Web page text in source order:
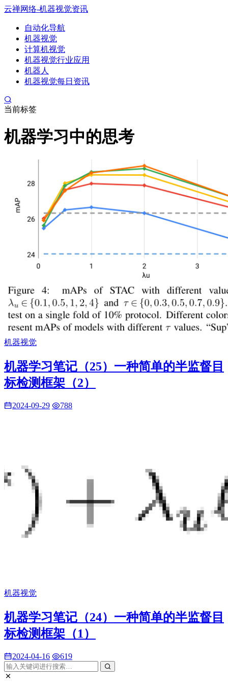
云禅网络-机器视觉资讯
自动化导航
机器视觉
计算机视觉
机器视觉行业应用
机器人
机器视觉每日资讯
当前标签
机器学习中的思考
机器视觉
机器学习笔记（25）一种简单的半监督目
标检测框架（2）
2024-09-29 788
机器视觉
机器学习笔记（24）一种简单的半监督目
标检测框架（1）
2024-04-16 619